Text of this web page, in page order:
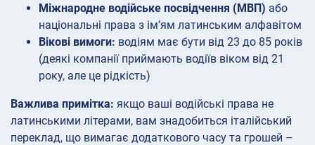
Міжнародне водійське посвідчення (МВП) або
національні права з ім’ям латинським алфавітом
Вікові вимоги: водіям має бути від 23 до 85 років
(деякі компанії приймають водіїв віком від 21
року, але це рідкість)
Важлива примітка: якщо ваші водійські права не
латинськими літерами, вам знадобиться італійський
переклад, що вимагає додаткового часу та грошей –